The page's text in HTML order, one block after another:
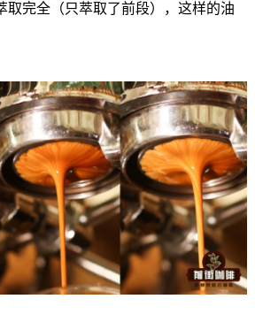
取完全（只萃取了前段），这样的油